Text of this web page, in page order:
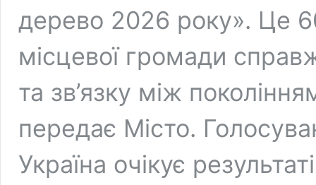
дерево 2026 року». Це
місцевої громади
та зв’язку між
передає Місто.
Україна очікує